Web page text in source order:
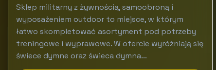
Sklep militarny z żywnością, samoobroną i
wyposażeniem outdoor to miejsce, w którym
łatwo skompletować asortyment pod potrzeby
treningowe i wyprawowe. W ofercie wyróżniają się
świece dymne oraz świeca dymna...